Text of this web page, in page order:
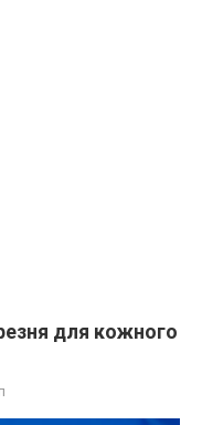
для кожного